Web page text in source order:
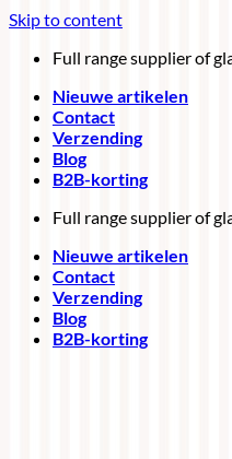
Skip to content
Full range supplier of
Nieuwe artikelen
Contact
Verzending
Blog
B2B-korting
Full range supplier of
Nieuwe artikelen
Contact
Verzending
Blog
B2B-korting